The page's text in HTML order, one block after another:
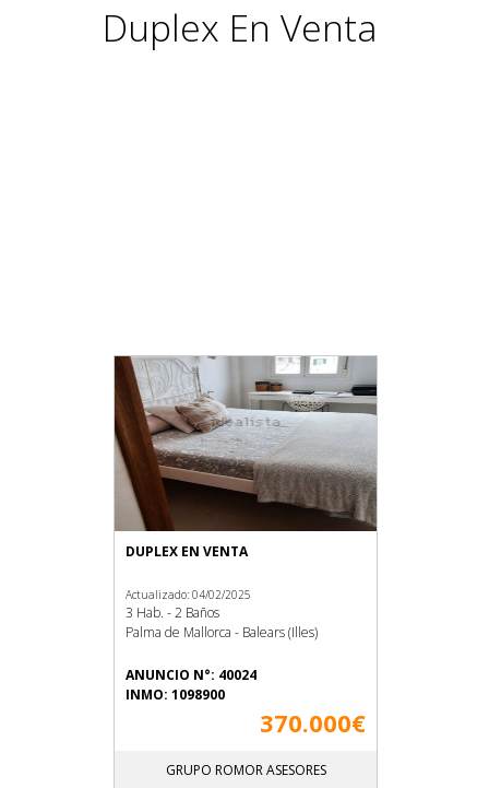
Duplex En Venta
DUPLEX EN VENTA
Actualizado: 04/02/2025
3 Hab. - 2 Baños
Palma de Mallorca - Balears (Illes)
ANUNCIO N°: 40024
INMO: 1098900
370.000€
GRUPO ROMOR ASESORES